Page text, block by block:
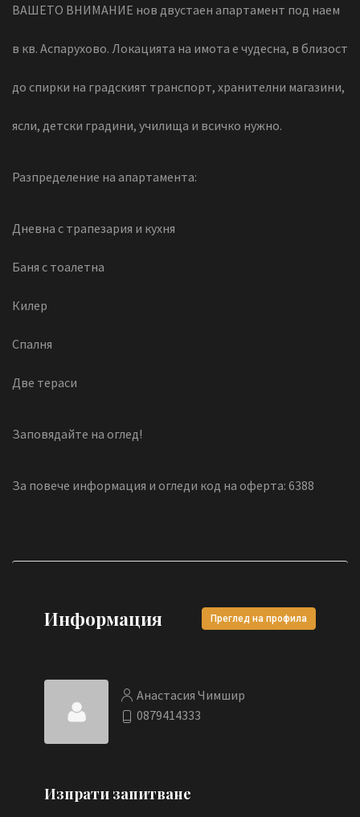
ВАШЕТО ВНИМАНИЕ нов двустаен апартамент под наем
в кв. Аспарухово. Локацията на имота е чудесна, в близост
до спирки на градският транспорт, хранителни магазини,
ясли, детски градини, училища и всичко нужно.
Разпределение на апартамента:
Дневна с трапезария и кухня
Баня с тоалетна
Килер
Спалня
Две тераси
Заповядайте на оглед!
За повече информация и огледи код на оферта: 6388
Информация Преглед на профила
Анастасия Чимшир
0879414333
Изпрати запитване